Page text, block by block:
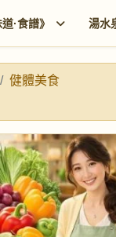
·食譜》 湯水
健體美食